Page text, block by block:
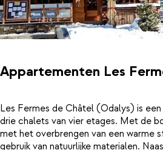
Appartementen Les
Les Fermes de Châtel (Odalys) is een
drie chalets van vier etages. Met de
met het overbrengen van een warme
gebruik van natuurlijke materialen.